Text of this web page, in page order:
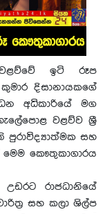
ඉටි රූප
දිසානායකගේ
අධිකාරියේ මග
වළව්ව ශ්‍රී
පුරාවිද්‍යාත්මක සහ
කෞතුකාගාරය
රාජධානියේ
සහ කලා ශිල්ප